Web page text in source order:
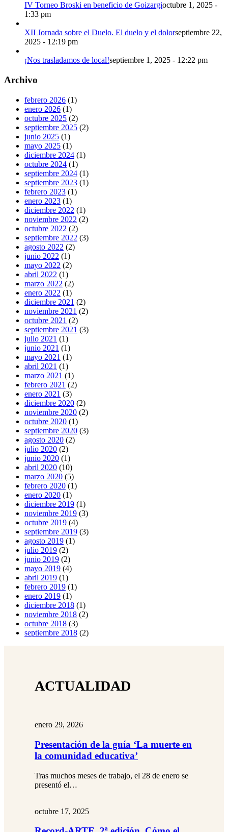
IV Torneo Broski en beneficio de Goizargioctubre 1, 2025 -
1:33 pm
XII Jornada sobre el Duelo. El duelo y el dolorseptiembre 22,
2025 - 12:19 pm
¡Nos trasladamos de local!septiembre 1, 2025 - 12:22 pm
Archivo
febrero 2026 (1)
enero 2026 (1)
octubre 2025 (2)
septiembre 2025 (2)
junio 2025 (1)
mayo 2025 (1)
diciembre 2024 (1)
octubre 2024 (1)
septiembre 2024 (1)
septiembre 2023 (1)
febrero 2023 (1)
enero 2023 (1)
diciembre 2022 (1)
noviembre 2022 (2)
octubre 2022 (2)
septiembre 2022 (3)
agosto 2022 (2)
junio 2022 (1)
mayo 2022 (2)
abril 2022 (1)
marzo 2022 (2)
enero 2022 (1)
diciembre 2021 (2)
noviembre 2021 (2)
octubre 2021 (2)
septiembre 2021 (3)
julio 2021 (1)
junio 2021 (1)
mayo 2021 (1)
abril 2021 (1)
marzo 2021 (1)
febrero 2021 (2)
enero 2021 (3)
diciembre 2020 (2)
noviembre 2020 (2)
octubre 2020 (1)
septiembre 2020 (3)
agosto 2020 (2)
julio 2020 (2)
junio 2020 (1)
abril 2020 (10)
marzo 2020 (5)
febrero 2020 (1)
enero 2020 (1)
diciembre 2019 (1)
noviembre 2019 (3)
octubre 2019 (4)
septiembre 2019 (3)
agosto 2019 (1)
julio 2019 (2)
junio 2019 (2)
mayo 2019 (4)
abril 2019 (1)
febrero 2019 (1)
enero 2019 (1)
diciembre 2018 (1)
noviembre 2018 (2)
octubre 2018 (3)
septiembre 2018 (2)
ACTUALIDAD
enero 29, 2026
Presentación de la guía ‘La muerte en
la comunidad educativa’
Tras muchos meses de trabajo, el 28 de enero se
presentó el…
octubre 17, 2025